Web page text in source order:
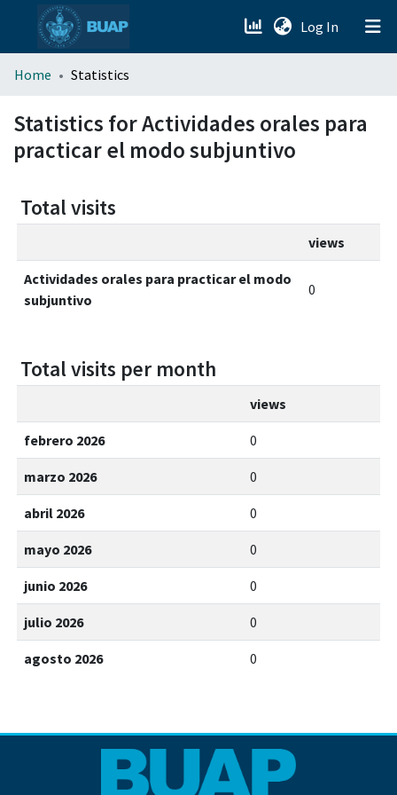
Log In (current)
menu.section.about_menu
All of DSpace
Home Statistics
Statistics for Actividades orales para
practicar el modo subjuntivo
Total visits
views
Actividades orales para practicar el modo
subjuntivo
0
Total visits per month
views
febrero 2026 0
marzo 2026 0
abril 2026 0
mayo 2026 0
junio 2026 0
julio 2026 0
agosto 2026 0